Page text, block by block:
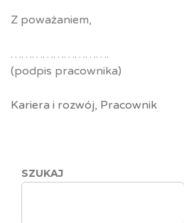
Z poważaniem,
……………………….
(podpis pracownika)
Kariera i rozwój, Pracownik
SZUKAJ